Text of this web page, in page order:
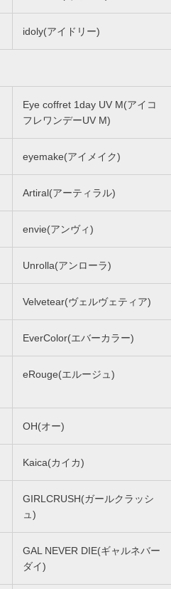
idoly(アイドリー)
Eye coffret 1day UV M(アイコ
フレワンデーUV M)
eyemake(アイメイク)
Artiral(アーティラル)
envie(アンヴィ)
Unrolla(アンローラ)
Velvetear(ヴェルヴェティア)
EverColor(エバーカラー)
eRouge(エルージュ)
OH(オー)
Kaica(カイカ)
GIRLCRUSH(ガールクラッシ
ュ)
GAL NEVER DIE(ギャルネバー
ダイ)